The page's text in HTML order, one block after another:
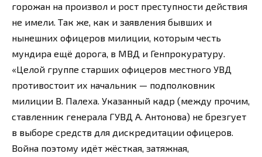
горожан на произвол и рост преступности действия
не имели. Так же, как и заявления бывших и
нынешних офицеров милиции, которым честь
мундира ещё дорога, в МВД и Генпрокуратуру.
«Целой группе старших офицеров местного УВД
противостоит их начальник — подполковник
милиции В. Палеха. Указанный кадр (между прочим,
ставленник генерала ГУВД А. Антонова) не брезгует
в выборе средств для дискредитации офицеров.
Война поэтому идёт жёсткая, затяжная,